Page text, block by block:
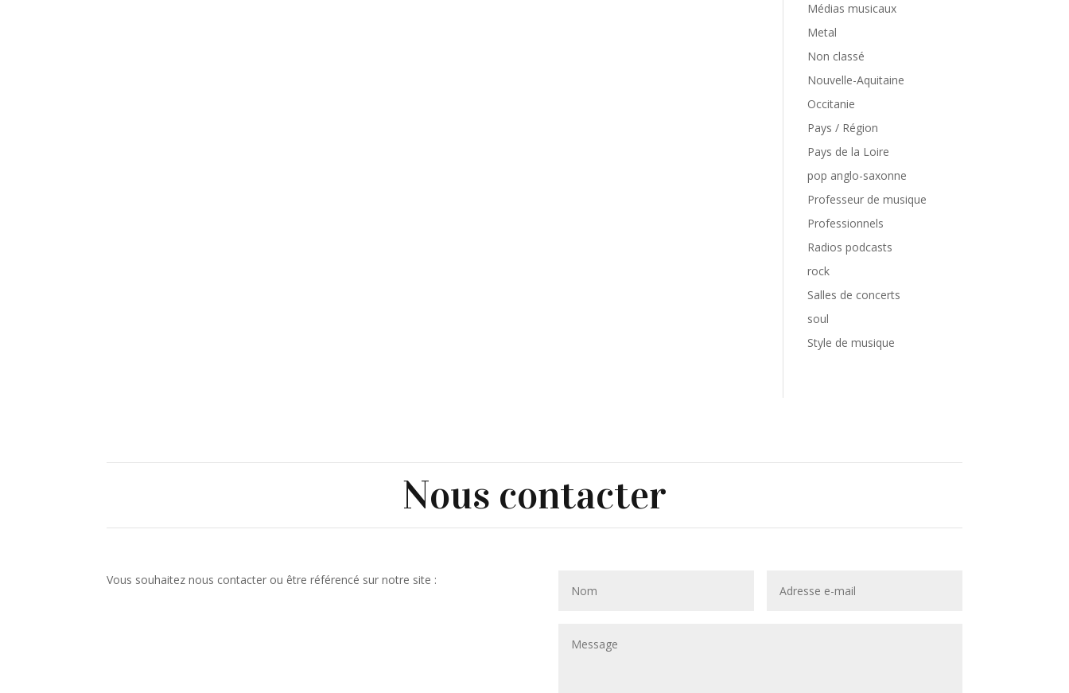
Médias musicaux
Metal
Non classé
Nouvelle-Aquitaine
Occitanie
Pays / Région
Pays de la Loire
pop anglo-saxonne
Professeur de musique
Professionnels
Radios podcasts
rock
Salles de concerts
soul
Style de musique
Nous contacter
Vous souhaitez nous contacter ou être référencé sur notre site :